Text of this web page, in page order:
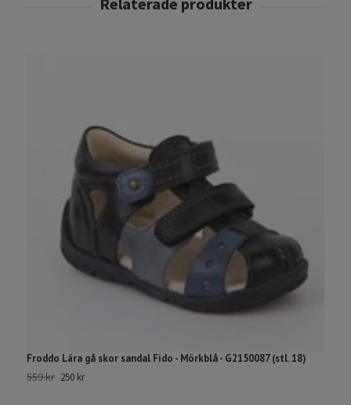
Froddo Lära gå skor sandal Fido - Mörkblå - G2150087 (stl. 18)
559 kr 250 kr